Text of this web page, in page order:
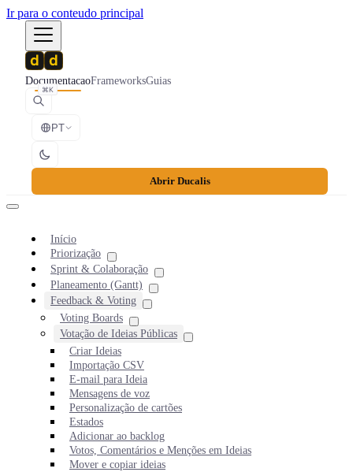
Ir para o conteudo principal
DocumentacaoFrameworksGuias
⌘K
PT
Abrir Ducalis
Início
Priorização
Sprint & Colaboração
Planeamento (Gantt)
Feedback & Voting
Voting Boards
Votação de Ideias Públicas
Criar Ideias
Importação CSV
E-mail para Ideia
Mensagens de voz
Personalização de cartões
Estados
Adicionar ao backlog
Votos, Comentários e Menções em Ideias
Mover e copiar ideias